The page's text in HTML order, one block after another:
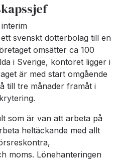
svenskt dotterbolag till en
omsätter ca 100
i Sverige, kontoret ligger i
är med start omgående
till tre månader framåt i
som är van att arbeta på
heltäckande med allt
moms. Lönehanteringen